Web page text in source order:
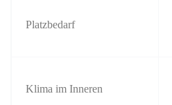
Platzbedarf
Klima im Inneren